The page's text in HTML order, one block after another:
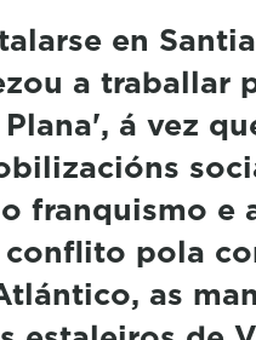
en
a traballar
á vez
franquismo e
pola
as